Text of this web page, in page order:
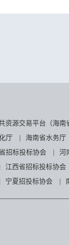
资源交易平台（海南
厅
海南省水务厅
招标投标协会
河
江西省招标投标协会
宁夏招投标协会